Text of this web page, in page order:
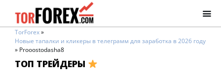
TorForex»
Новые тапалки и кликеры в телеграмм для заработка в 2026 году
» Prooostodasha8
ТОП ТРЕЙДЕРЫ